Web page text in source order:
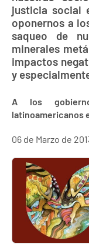
justicia social
oponernos a
saqueo de
minerales
impactos
y
A los
latinoamericanos
06 de Marzo de